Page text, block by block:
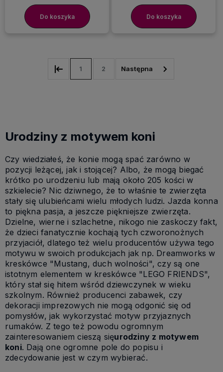
Do koszyka Do koszyka
1 2
Urodziny z motywem koni
Czy wiedziałeś, że konie mogą spać zarówno w
pozycji leżącej, jak i stojącej? Albo, że mogą biegać
krótko po urodzeniu lub mają około 205 kości w
szkielecie? Nic dziwnego, że to właśnie te zwierzęta
stały się ulubieńcami wielu młodych ludzi. Jazda konna
to piękna pasja, a jeszcze piękniejsze zwierzęta.
Dzielne, wierne i szlachetne, nikogo nie zaskoczy fakt,
że dzieci fanatycznie kochają tych czworonożnych
przyjaciół, dlatego też wielu producentów używa tego
motywu w swoich produkcjach jak np. Dreamworks w
kreskówce "Mustang, duch wolności", czy są one
istotnym elementem w kreskówce "LEGO FRIENDS",
który stał się hitem wśród dziewczynek w wieku
szkolnym. Również producenci zabawek, czy
dekoracji imprezowych nie mogą odgonić się od
pomysłów, jak wykorzystać motyw przyjaznych
rumaków. Z tego też powodu ogromnym
zainteresowaniem cieszą sięurodziny z motywem
koni. Dają one ogromne pole do popisu i
zdecydowanie jest w czym wybierać.